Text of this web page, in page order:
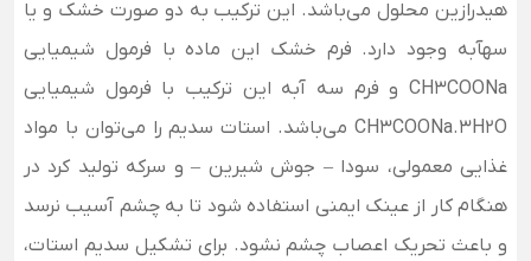
هیدرازین محلول می‌باشد. این ترکیب به دو صورت خشک و یا
سهآبه وجود دارد. فرم خشک این ماده با فرمول شیمیایی
CH3COONa و فرم سه آبه این ترکیب با فرمول شیمیایی
CH3COONa.3H2O می‌باشد.
استات سدیم را می‌توان با مواد
غذایی معمولی، سودا – جوش شیرین – و سرکه تولید کرد در
هنگام کار از عینک ایمنی استفاده شود تا به چشم آسیب نرسد
و باعث تحریک اعصاب چشم نشود. برای تشکیل سدیم استات،